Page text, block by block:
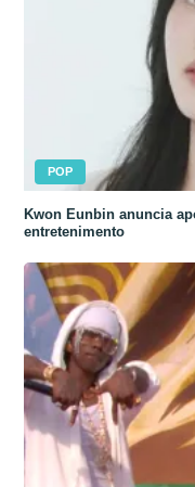
POP
Kwon Eunbin anuncia
entretenimento